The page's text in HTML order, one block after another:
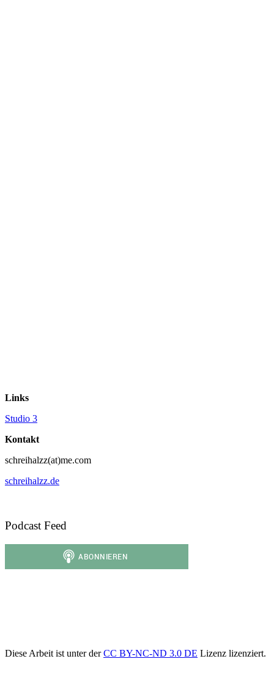
Links
Studio 3
Kontakt
schreihalzz(at)me.com
schreihalzz.de
Podcast Feed
Diese Arbeit ist unter derCC BY-NC-ND 3.0 DE Lizenz lizenziert.